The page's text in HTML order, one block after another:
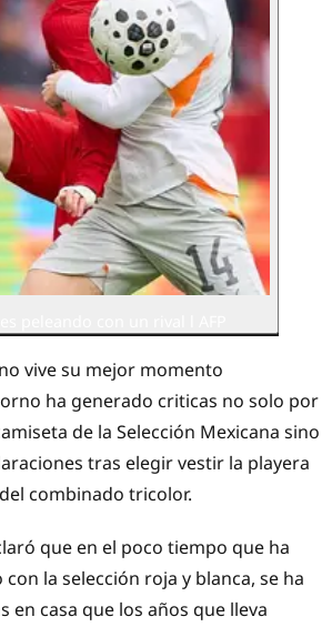
vive su mejor momento
ha generado criticas no solo por
de la Selección Mexicana sino
tras elegir vestir la playera
combinado tricolor.
que en el poco tiempo que ha
la selección roja y blanca, se ha
en casa que los años que lleva